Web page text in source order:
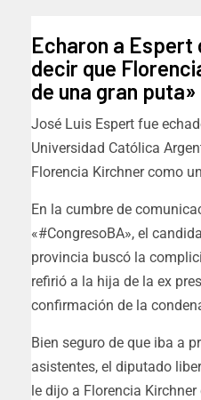
Echaron a Espert
decir que
de una gran puta»
José Luis Espert fue
Universidad Católica
Florencia Kirchner como
En la cumbre de
«#CongresoBA», el
provincia buscó la
refirió a la hija de la ex
confirmación de la
Bien seguro de que iba a
asistentes, el diputado
le dijo a Florencia